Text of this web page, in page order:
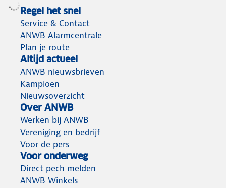
Regel het snel
Service & Contact
ANWB Alarmcentrale
Plan je route
Altijd actueel
ANWB nieuwsbrieven
Kampioen
Nieuwsoverzicht
Over ANWB
Werken bij ANWB
Vereniging en bedrijf
Voor de pers
Voor onderweg
Direct pech melden
ANWB Winkels